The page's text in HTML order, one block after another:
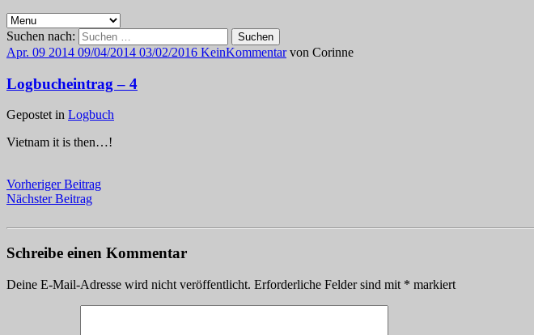
Suchen nach:
Apr. 09 2014 09/04/2014 03/02/2016 KeinKommentar von Corinne
Logbucheintrag – 4
Gepostet in Logbuch
Vietnam it is then…!
Vorheriger Beitrag
Nächster Beitrag
Schreibe einen Kommentar
Deine E-Mail-Adresse wird nicht veröffentlicht. Erforderliche Felder sind mit * markiert